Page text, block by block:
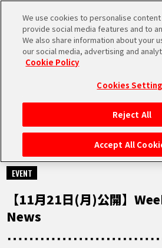
HOME
NEWS
RANKING
MOVIE
MOVIE
2022.11.21
EVENT
【11月21日(月)公開】
News
We use cookies to personalise
provide social media features and to
We also share information about your
our social media, advertising and
Cookie Policy
Cookies
Reject All
Accept All